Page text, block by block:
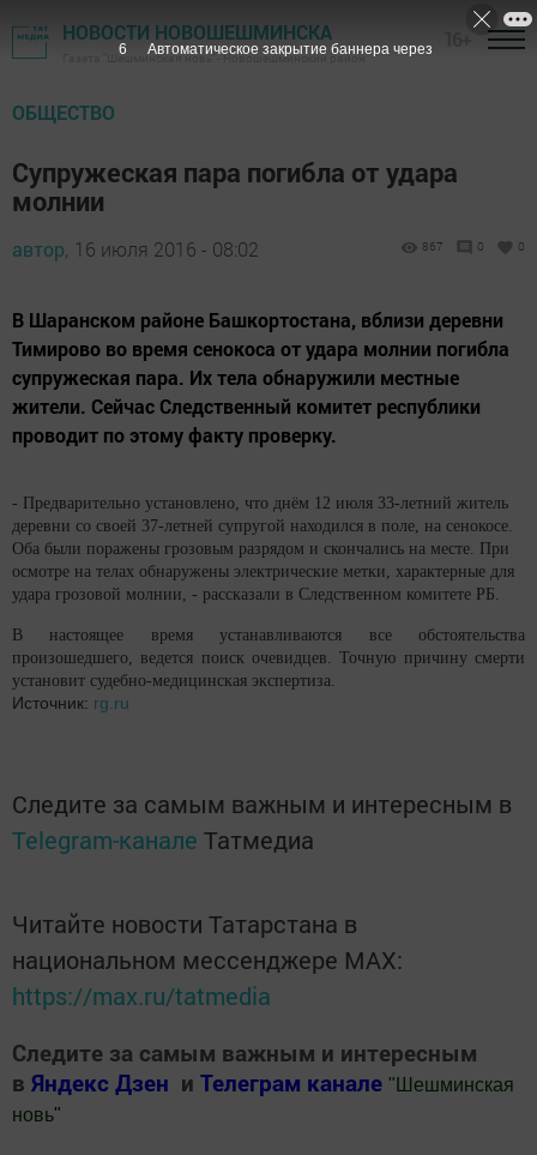
НОВОСТИ НОВОШЕШМИНСКА
Газета "Шешминская новь" - Новошешминский район
ОБЩЕСТВО
Супружеская пара погибла от удара
молнии
автор, 16 июля 2016 - 08:02 867 0 0
В Шаранском районе Башкортостана, вблизи деревни
Тимирово во время сенокоса от удара молнии погибла
супружеская пара. Их тела обнаружили местные
жители. Сейчас Следственный комитет республики
проводит по этому факту проверку.
- Предварительно установлено, что днём 12 июля 33-летний житель
деревни со своей 37-летней супругой находился в поле, на сенокосе.
Оба были поражены грозовым разрядом и скончались на месте. При
осмотре на телах обнаружены электрические метки, характерные для
удара грозовой молнии, - рассказали в Следственном комитете РБ.
В настоящее время устанавливаются все обстоятельства
произошедшего, ведется поиск очевидцев. Точную причину смерти
установит судебно-медицинская экспертиза.
Источник: rg.ru
Следите за самым важным и интересным в
Telegram-канале Татмедиа
Читайте новости Татарстана в
национальном мессенджере MАХ:
https://max.ru/tatmedia
Следите за самым важным и интересным
в Яндекс Дзен и Телеграм канале " Шешминская
новь"
6 Автоматическое закрытие баннера через